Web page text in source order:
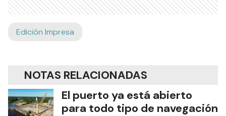
Edición Impresa
NOTAS RELACIONADAS
El puerto ya está abierto
para todo tipo de navegación